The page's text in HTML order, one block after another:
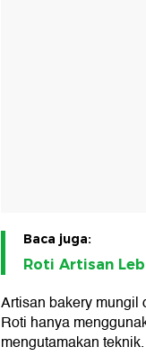
Baca juga:
Roti Artisan
Artisan bakery mungil
Roti hanya
mengutamakan teknik.